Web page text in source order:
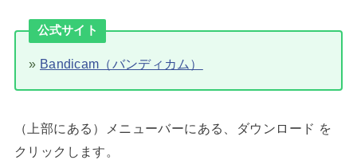
公式サイト
» Bandicam（バンディカム）
（上部にある）メニューバーにある、ダウンロード を
クリックします。